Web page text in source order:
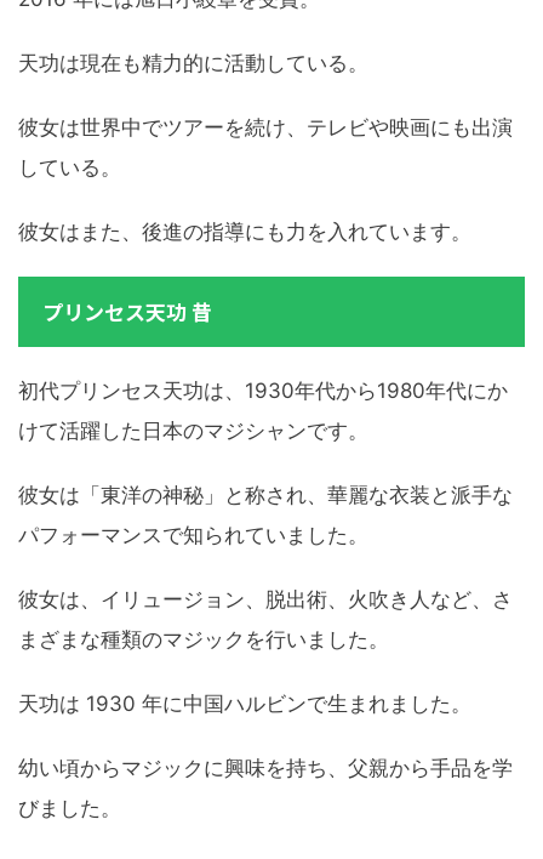
天功は現在も精力的に活動している。
彼女は世界中でツアーを続け、テレビや映画にも出演
している。
彼女はまた、後進の指導にも力を入れています。
プリンセス天功 昔
初代プリンセス天功は、1930年代から1980年代にか
けて活躍した日本のマジシャンです。
彼女は「東洋の神秘」と称され、華麗な衣装と派手な
パフォーマンスで知られていました。
彼女は、イリュージョン、脱出術、火吹き人など、さ
まざまな種類のマジックを行いました。
天功は 1930 年に中国ハルビンで生まれました。
幼い頃からマジックに興味を持ち、父親から手品を学
びました。